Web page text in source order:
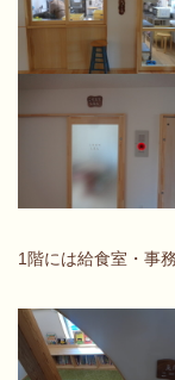
1階には給食室・事